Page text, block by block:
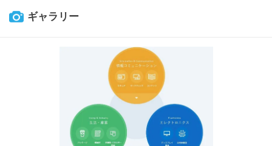
ギャラリー